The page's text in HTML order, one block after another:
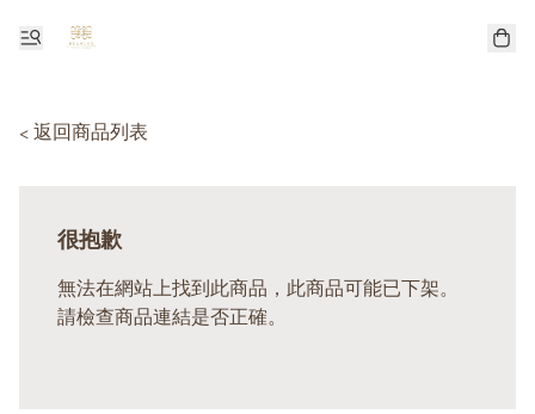
< 返回商品列表
很抱歉
無法在網站上找到此商品，此商品可能已下架。
請檢查商品連結是否正確。